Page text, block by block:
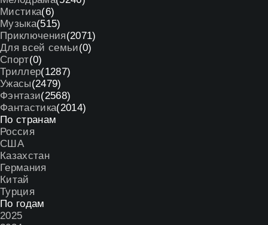
Мистика(6)
Музыка(515)
Приключения(2071)
Для всей семьи(0)
Спорт(0)
Триллер(1287)
Ужасы(2479)
Фэнтази(2568)
Фантастика(2014)
По странам
Россия
США
Казахстан
Германия
Китай
Турция
По годам
2025